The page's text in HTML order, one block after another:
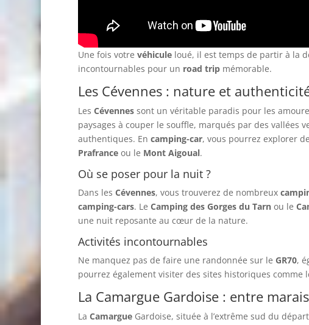
Une fois votre véhiculeloué, il est temps de partir à la
incontournables pour un road tripmémorable.
Les Cévennes : nature et
Les Cévennessont un véritable paradis pour les
paysages à couper le souffle, marqués par des vallées
authentiques. En camping-car, vous pourrez explorer
Prafranceou le Mont Aigoual.
Où se poser pour la nuit ?
Dans les Cévennes, vous trouverez de nombreux
camping-cars. Le Camping des Gorges du Tarnou le
une nuit reposante au cœur de la nature.
Activités incontournables
Ne manquez pas de faire une randonnée sur le GR70,
pourrez également visiter des sites historiques comme
La Camargue Gardoise : entre
La CamargueGardoise, située à l’extrême sud du